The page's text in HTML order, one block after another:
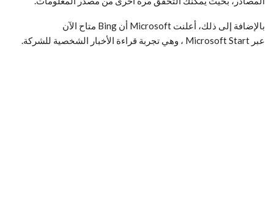
بالإضافة إلى ذلك، أعلنت Microsoft أن Bing متاح الآن
عبر Microsoft Start ، وهي تجربة قراءة الأخبار الشخصية للشركة.